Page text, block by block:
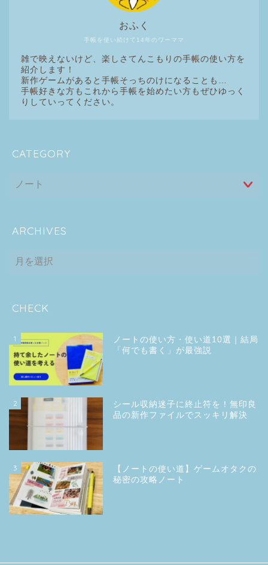
手帳を使い続けて14年のワーママ
おふく
雑で映えないけど、楽しさてんこもりの手帳の使い方を
紹介します！
新作ゲームがあると手帳そっちのけになることも…
手帳好きな方もこれから手帳を始めたい方もぜひゆっく
りしていってください。
CATEGORY
ARCHIVES
CHECK
1
ノートの使い方・使い道10選｜結局
「何でも書く」が最強説
2
シール収納迷子に終止符を！無印良
品の新作ファイルでスッキリ解決
3
【ノートの使い道】ゲームオタクの
秘密の攻略ノート